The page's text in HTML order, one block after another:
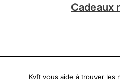
Cadeaux
Kyft vous aide à trouver les